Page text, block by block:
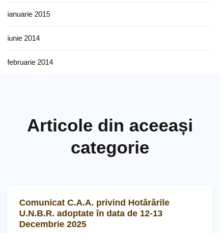
ianuarie 2015
iunie 2014
februarie 2014
Articole din aceeași
categorie
Comunicat C.A.A. privind Hotărârile
U.N.B.R. adoptate în data de 12-13
Decembrie 2025